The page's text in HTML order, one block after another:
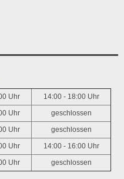
Uhr 14:00 - 18:00 Uhr
Uhr geschlossen
Uhr geschlossen
Uhr 14:00 - 16:00 Uhr
Uhr geschlossen